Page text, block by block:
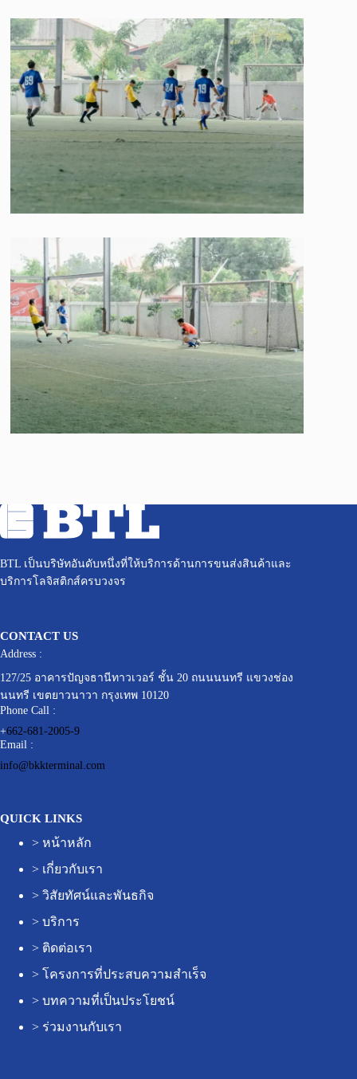
BTL เป็นบริษัทอันดับหนึ่งที่ให้บริการด้านการขนส่งสินค้าและ
บริการโลจิสติกส์ครบวงจร
CONTACT US
Address :
127/25 อาคารปัญจธานีทาวเวอร์ ชั้น 20 ถนนนนทรี แขวงช่อง
นนทรี เขตยาวนาวา กรุงเทพ 10120
Phone Call :
+662-681-2005-9
Email :
info@bkkterminal.com
QUICK LINKS
> หน้าหลัก
> เกี่ยวกับเรา
> วิสัยทัศน์และพันธกิจ
> บริการ
> ติดต่อเรา
> โครงการที่ประสบความสำเร็จ
> บทความที่เป็นประโยชน์
> ร่วมงานกับเรา